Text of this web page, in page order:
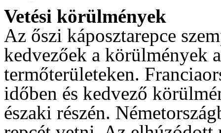
Vetési körülmények
Az őszi káposztarepce
kedvezőek a körülmények
termőterületeken.
időben és kedvező
északi részén.